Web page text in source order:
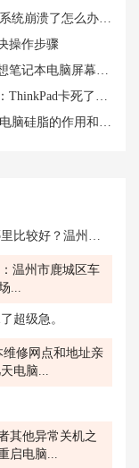
你几招快速修复的秘诀！
操作步骤
屏幕亮度调节不了
卡死了怎么办
的作用和更换周期
网点地址是什么？电话多少？
温州市鹿城区车
...
超级急。
修网点和地址亲
电脑...
其他异常关机之
启电脑...